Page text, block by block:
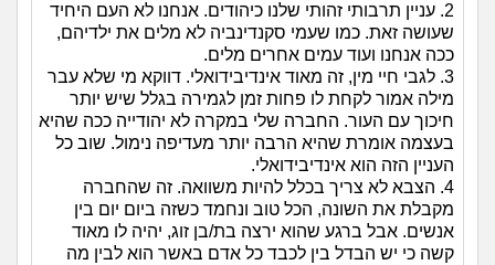
2. עניין תרבותי זהותי שלנו כיהודים. אנחנו לא העם היחיד
שעושה זאת. כמו שעמי סקנדינביה לא מלים את ילדיהם,
ככה אנחנו ועוד עמים אחרים מלים.
3. לגבי חיי מין, זה מאוד אינדיבידואלי. דווקא מי שלא עבר
מילה אמור לקחת לו פחות זמן לגמירה בגלל שיש יותר
חיכוך עם העור. החברה שלי במקרה לא יהודייה ככה שהיא
בעצמה אומרת שהיא הרבה יותר מעדיפה נימול. שוב כל
העניין הזה הוא אינדיבידואלי.
4. הצבא לא צריך בכלל להיות משוואה. זה שהחברה
מקבלת את השונה, הכל טוב ונחמד כשזה ביום יום בין
אנשים. אבל ברגע שהוא ירצה בת/בן זוג, יהיה לו מאוד
קשה כי יש הבדל בין לכבד כל אדם באשר הוא לבין מה